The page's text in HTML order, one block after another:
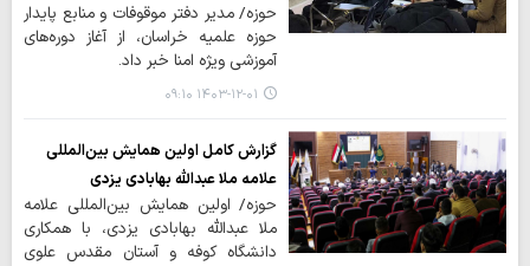
حوزه/ مدیر دفتر موقوفات و منابع پایدار
حوزه علمیه خراسان، از آغاز دوره‌های
آموزشی ویژه امنا خبر داد.
۱۴۰۳-۱۲-۰۱ ۰۹:۱۰
گزارش کامل اولین همایش بین‌المللی
علامه ملا عبدالله بهابادی یزدی
حوزه/ اولین همایش بین‌المللی علامه
ملا عبدالله بهابادی یزدی، با همکاری
دانشگاه کوفه و آستان مقدس علوی